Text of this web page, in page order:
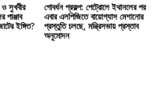
ও সুখবীর
ইঙ্গিত?
গোবর্ধন প্রকল্প: পেট্রোলে ইথানলের পর
এবার এলপিজিতে বায়োগ্যাস মেশানোর
প্রস্তুতি চলছে, মন্ত্রিসভায় প্রস্তাব
অনুমোদন